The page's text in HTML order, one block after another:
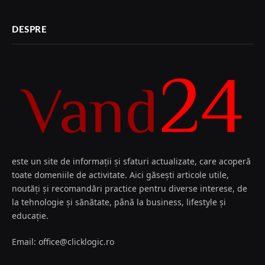
DESPRE
este un site de informații și sfaturi actualizate, care acoperă
toate domeniile de activitate. Aici găsești articole utile,
noutăți și recomandări practice pentru diverse interese, de
la tehnologie și sănătate, până la business, lifestyle și
educație.
Email: office@clicklogic.ro